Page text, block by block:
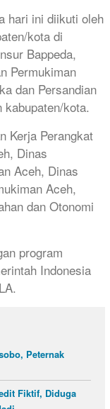
hari ini diikuti oleh
kota di
Bappeda,
Permukiman
dan Persandian
kabupaten/kota.
Kerja Perangkat
Dinas
Aceh, Dinas
Aceh,
dan Otonomi
program
Indonesia
Peternak
Fiktif, Diduga